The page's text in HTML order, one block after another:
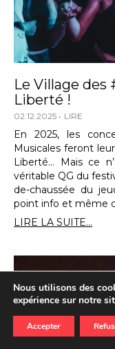
Le Village des
Liberté !
02.12.2025 LIRE
En 2025, les
Musicales feront
Liberté… Mais ce
véritable QG du
de-chaussée du
point info et même
LIRE LA SUITE...
Nous utilisons des
expérience sur notre
Accepter